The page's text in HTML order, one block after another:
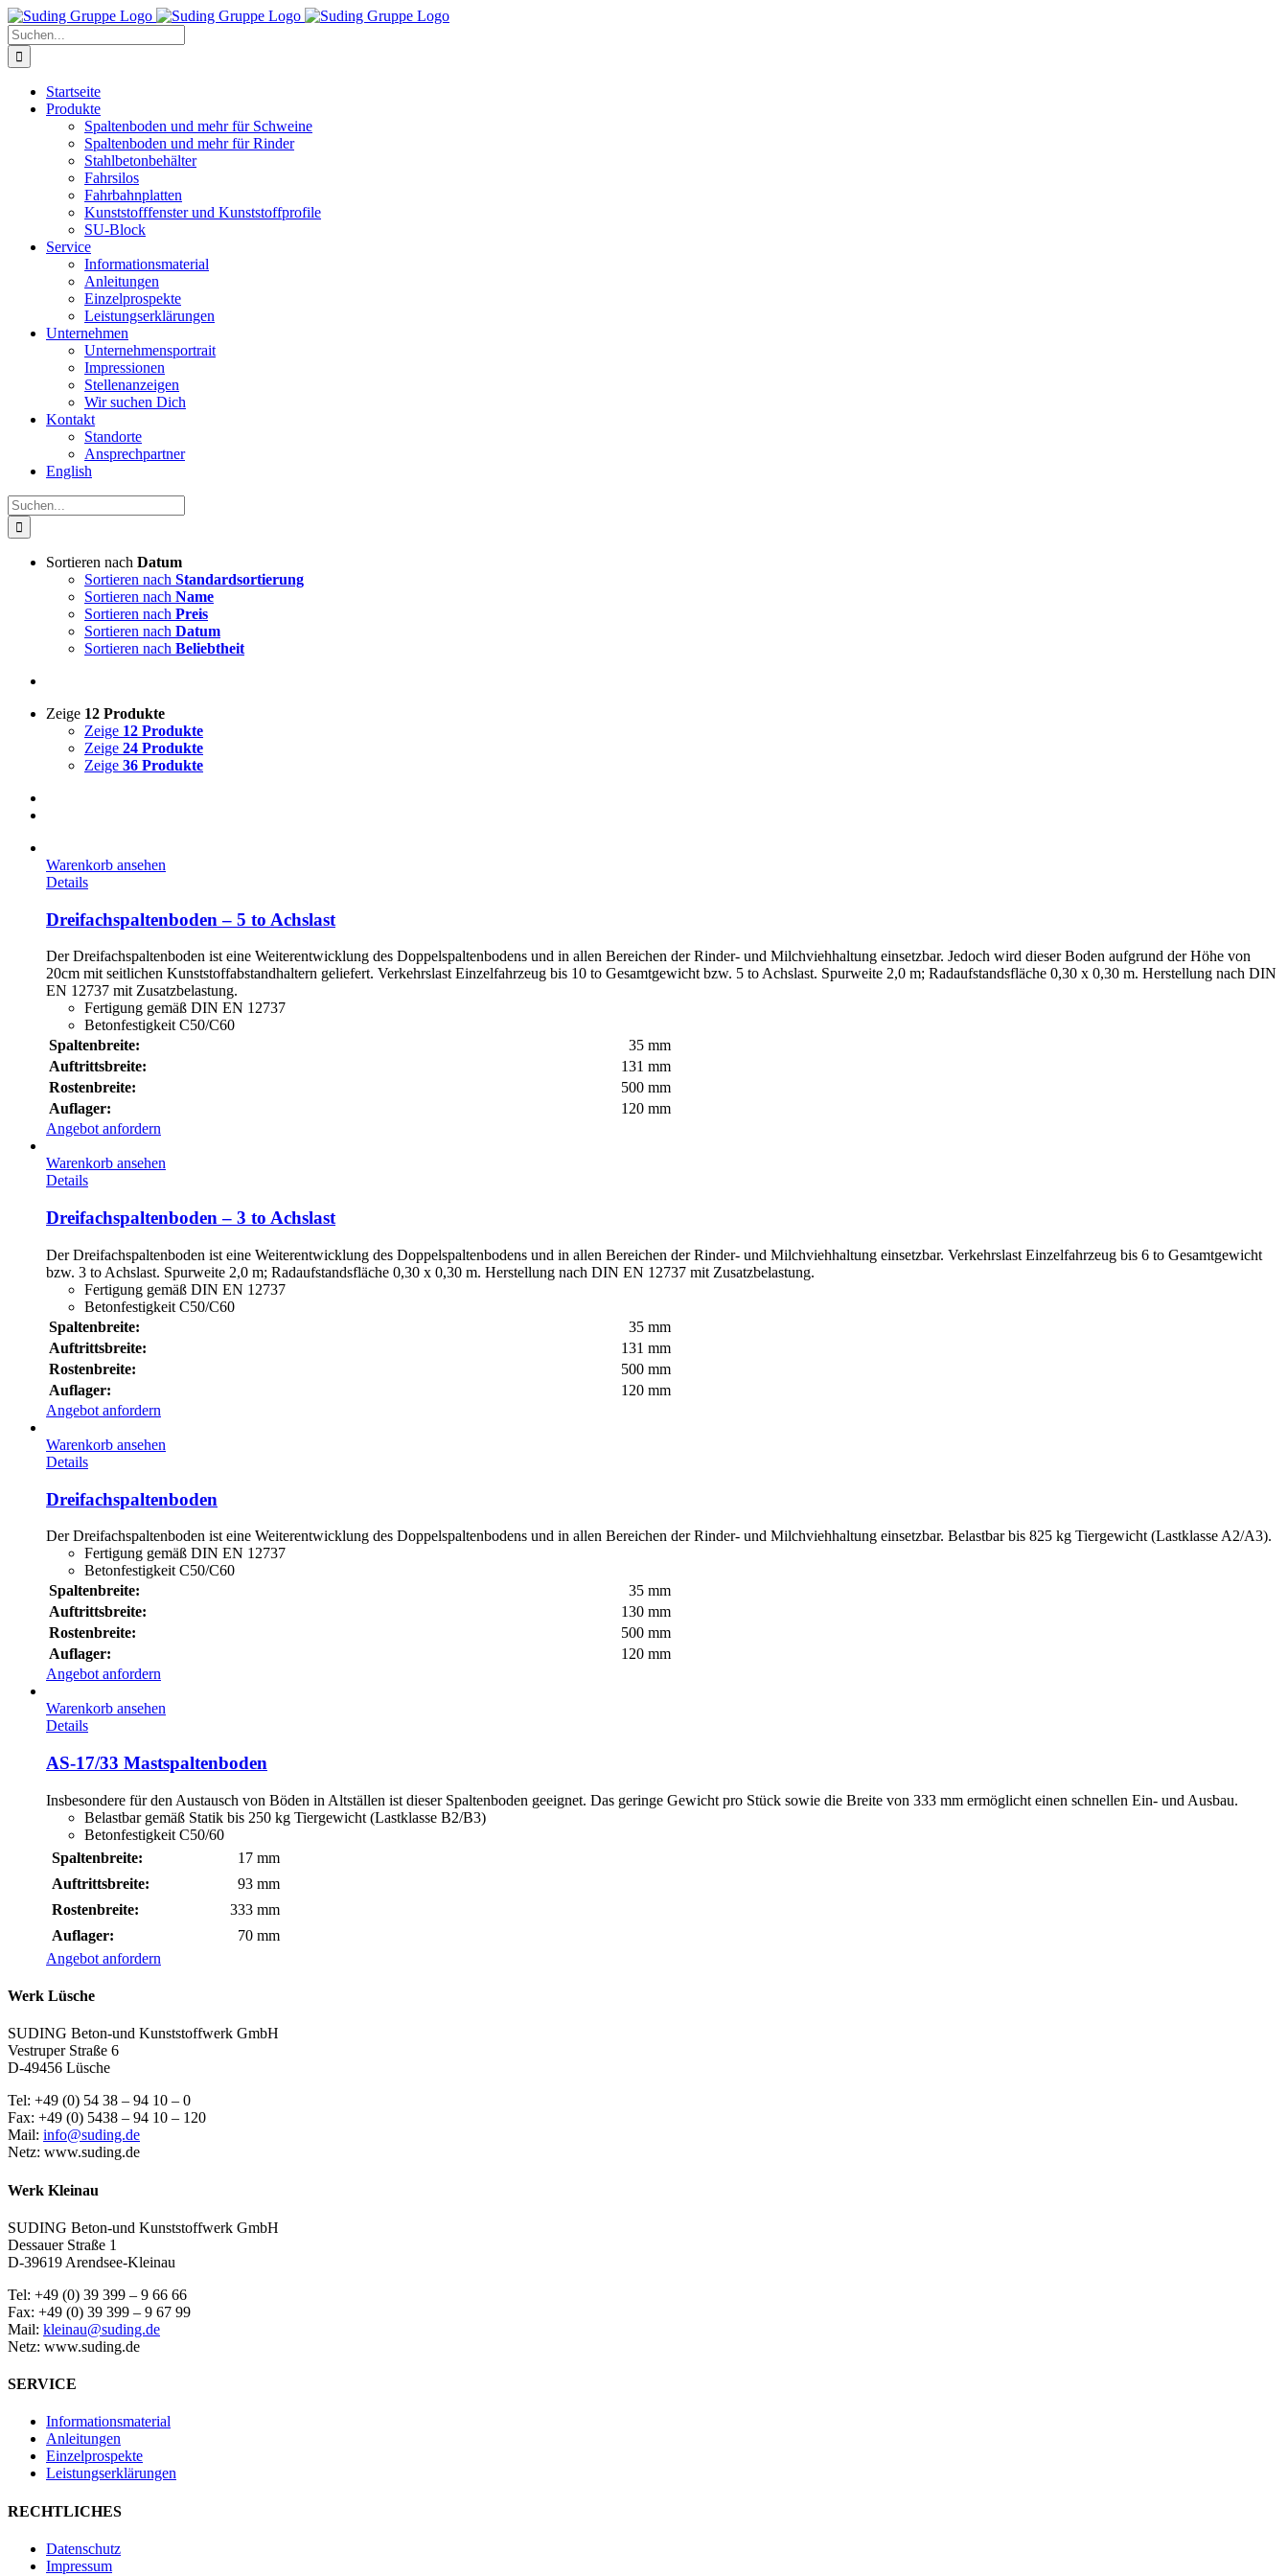
Zum
Inhalt
springen
Suche
nach:
Startseite
Produkte
Spaltenboden und mehr für Schweine
Spaltenboden und mehr für Rinder
Stahlbetonbehälter
Fahrsilos
Fahrbahnplatten
Kunststofffenster und Kunststoffprofile
SU-Block
Service
Informationsmaterial
Anleitungen
Einzelprospekte
Leistungserklärungen
Unternehmen
Unternehmensportrait
Impressionen
Stellenanzeigen
Wir suchen Dich
Kontakt
Standorte
Ansprechpartner
English
Suche
nach:
Sortieren nach Datum
Sortieren nach Standardsortierung
Sortieren nach Name
Sortieren nach Preis
Sortieren nach Datum
Sortieren nach Beliebtheit
Zeige 12 Produkte
Zeige 12 Produkte
Zeige 24 Produkte
Zeige 36 Produkte
Warenkorb ansehen
Details
Dreifachspaltenboden – 5 to Achslast
Der Dreifachspaltenboden ist eine Weiterentwicklung des Doppelspaltenbodens und in allen Bereichen der Rinder- und Milchviehhaltung einsetzbar. Jedoch wird dieser Boden aufgrund der Höhe von
20cm mit seitlichen Kunststoffabstandhaltern geliefert. Verkehrslast Einzelfahrzeug bis 10 to Gesamtgewicht bzw. 5 to Achslast. Spurweite 2,0 m; Radaufstandsfläche 0,30 x 0,30 m. Herstellung nach DIN
EN 12737 mit Zusatzbelastung.
Fertigung gemäß DIN EN 12737
Betonfestigkeit C50/C60
Spaltenbreite:
35 mm
Auftrittsbreite:
131 mm
Rostenbreite:
500 mm
Auflager:
120 mm
Angebot anfordern
Warenkorb ansehen
Details
Dreifachspaltenboden – 3 to Achslast
Der Dreifachspaltenboden ist eine Weiterentwicklung des Doppelspaltenbodens und in allen Bereichen der Rinder- und Milchviehhaltung einsetzbar. Verkehrslast Einzelfahrzeug bis 6 to Gesamtgewicht
bzw. 3 to Achslast. Spurweite 2,0 m; Radaufstandsfläche 0,30 x 0,30 m. Herstellung nach DIN EN 12737 mit Zusatzbelastung.
Fertigung gemäß DIN EN 12737
Betonfestigkeit C50/C60
Spaltenbreite:
35 mm
Auftrittsbreite:
131 mm
Rostenbreite:
500 mm
Auflager:
120 mm
Angebot anfordern
Warenkorb ansehen
Details
Dreifachspaltenboden
Der Dreifachspaltenboden ist eine Weiterentwicklung des Doppelspaltenbodens und in allen Bereichen der Rinder- und Milchviehhaltung einsetzbar. Belastbar bis 825 kg Tiergewicht (Lastklasse A2/A3).
Fertigung gemäß DIN EN 12737
Betonfestigkeit C50/C60
Spaltenbreite:
35 mm
Auftrittsbreite:
130 mm
Rostenbreite:
500 mm
Auflager:
120 mm
Angebot anfordern
Warenkorb ansehen
Details
AS-17/33 Mastspaltenboden
Insbesondere für den Austausch von Böden in Altställen ist dieser Spaltenboden geeignet. Das geringe Gewicht pro Stück sowie die Breite von 333 mm ermöglicht einen schnellen Ein- und Ausbau.
Belastbar gemäß Statik bis 250 kg Tiergewicht (Lastklasse B2/B3)
Betonfestigkeit C50/60
Spaltenbreite:
17 mm
Auftrittsbreite:
93 mm
Rostenbreite:
333 mm
Auflager:
70 mm
Angebot anfordern
Werk Lüsche
SUDING Beton-und Kunststoffwerk GmbH
Vestruper Straße 6
D-49456 Lüsche
Tel: +49 (0) 54 38 – 94 10 – 0
Fax: +49 (0) 5438 – 94 10 – 120
Mail: info@suding.de
Netz: www.suding.de
Werk Kleinau
SUDING Beton-und Kunststoffwerk GmbH
Dessauer Straße 1
D-39619 Arendsee-Kleinau
Tel: +49 (0) 39 399 – 9 66 66
Fax: +49 (0) 39 399 – 9 67 99
Mail: kleinau@suding.de
Netz: www.suding.de
SERVICE
Informationsmaterial
Anleitungen
Einzelprospekte
Leistungserklärungen
RECHTLICHES
Datenschutz
Impressum